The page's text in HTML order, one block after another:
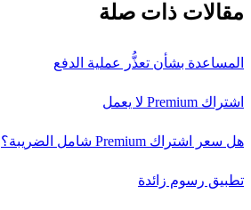
مقالات ذات صلة
المساعدة بشأن تعذُّر عملية الدفع
اشتراك Premium لا يعمل
هل سعر اشتراك Premium شامل الضريبة؟
تطبيق رسوم زائدة